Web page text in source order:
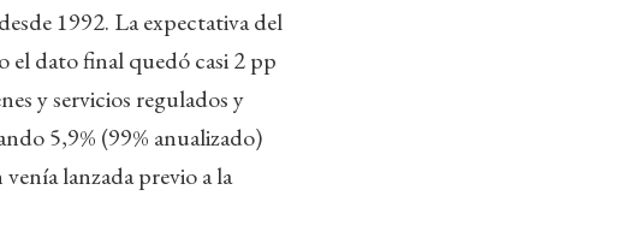
1992. La expectativa del
el dato final quedó casi 2 pp
y servicios regulados y
5,9% (99% anualizado)
lanzada previo a la